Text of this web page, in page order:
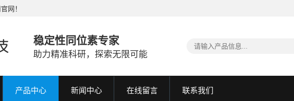
网！
稳定性同位素专家
助力精准科研，探索无限可能
产品中心 新闻中心 在线留言 联系我们